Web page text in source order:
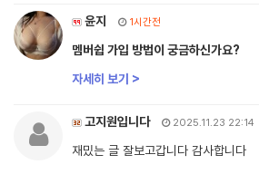
윤지 1시간전
멤버쉽 가입 방법이 궁금하신가요?
자세히 보기 >
고지원입니다 2025.11.23 22:14
재밌는 글 잘보고갑니다 감사합니다